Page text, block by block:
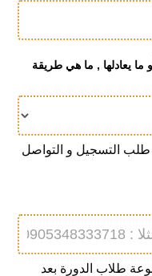
ليرة تركية أو ما يعادلها , ما هي طريقة
التسجيل و التواصل
طلاب الدورة بعد